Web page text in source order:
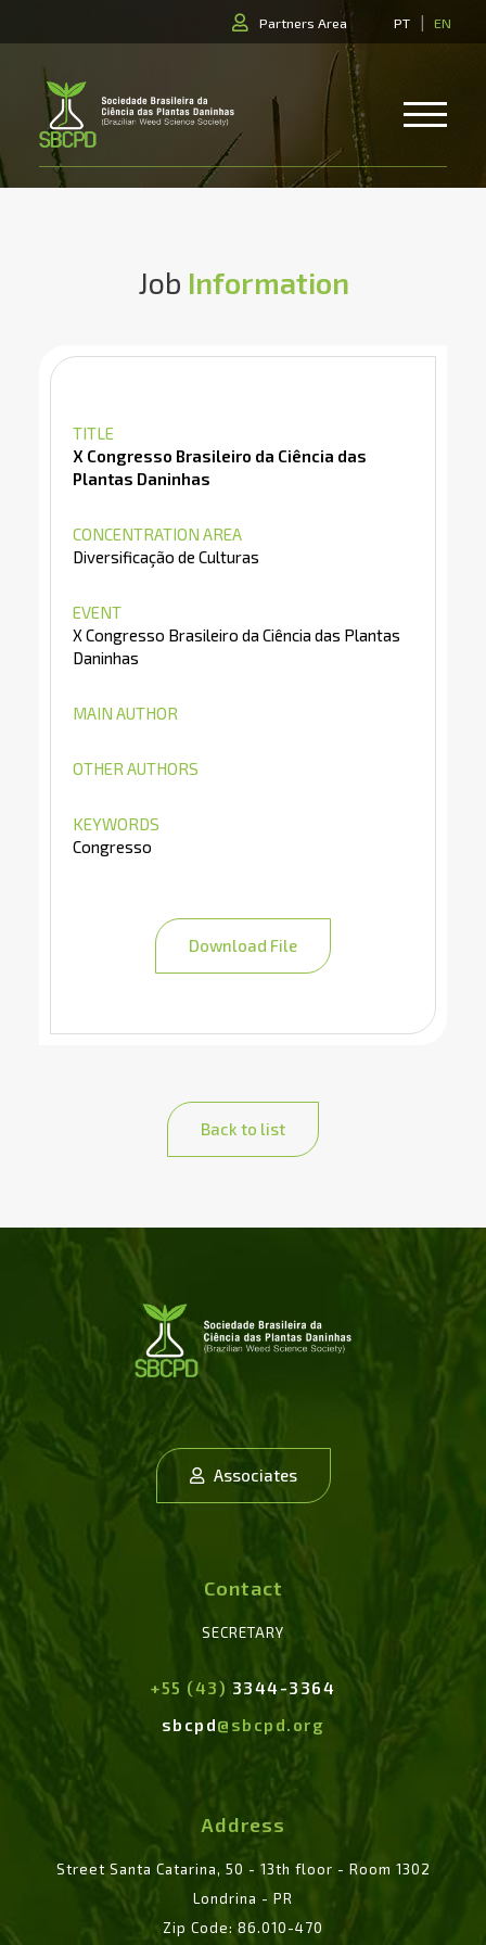
PT| EN
Partners Area
Job Information
TITLE
X Congresso Brasileiro da Ciência das
Plantas Daninhas
CONCENTRATION AREA
Diversificação de Culturas
EVENT
X Congresso Brasileiro da Ciência das Plantas
Daninhas
MAIN AUTHOR
OTHER AUTHORS
KEYWORDS
Congresso
Download File
Back to list
Associates
Contact
SECRETARY
+55 (43) 3344-3364
sbcpd@sbcpd.org
Address
Street Santa Catarina, 50 - 13th floor - Room 1302
Londrina - PR
Zip Code: 86.010-470